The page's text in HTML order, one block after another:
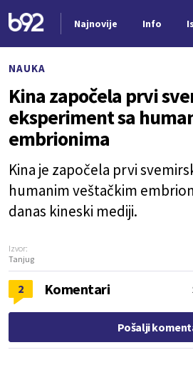
Najnovije Info
NAUKA
Kina započela prvi
eksperiment sa
embrionima
Kina je započela prvi
humanim veštačkim
danas kineski mediji.
Izvor:
Tanjug
2 Komentari
Pošalji